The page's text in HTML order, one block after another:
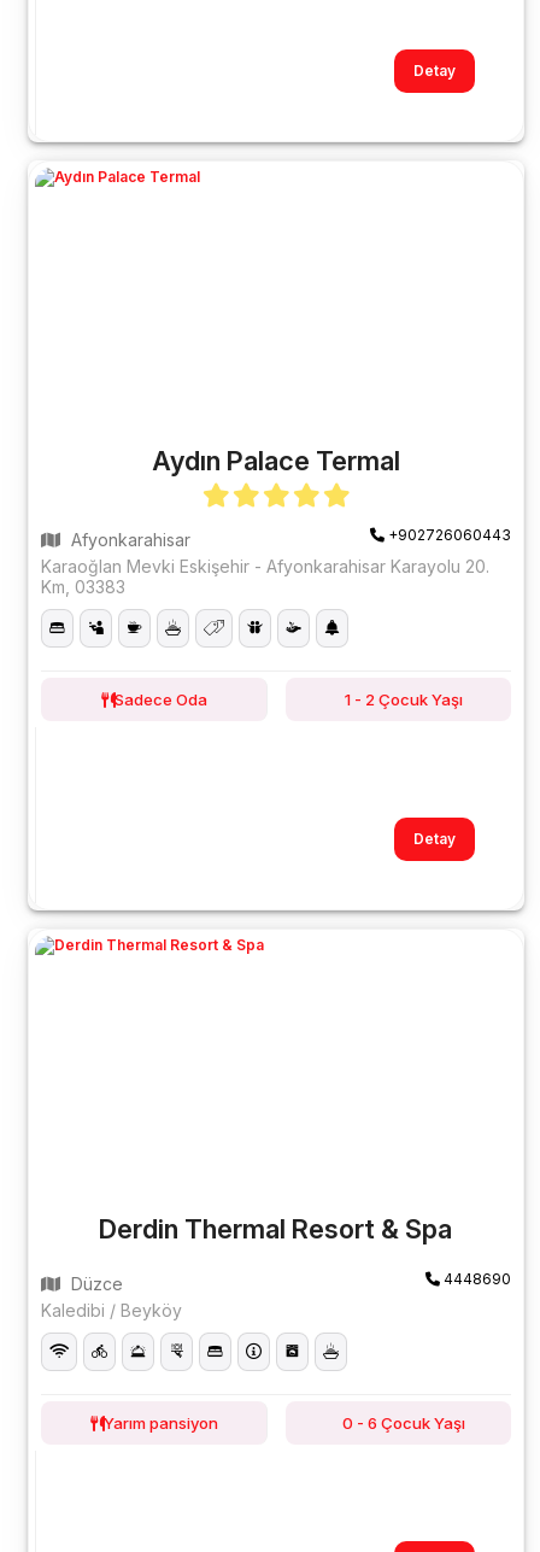
Detay
Aydın Palace Termal
Afyonkarahisar +902726060443
Karaoğlan Mevki Eskişehir - Afyonkarahisar Karayolu 20.
Km, 03383
Sadece Oda 1 - 2 Çocuk Yaşı
Detay
Derdin Thermal Resort & Spa
Düzce 4448690
Kaledibi / Beyköy
Yarım pansiyon 0 - 6 Çocuk Yaşı